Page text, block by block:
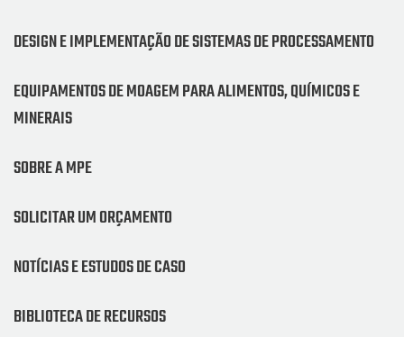
DESIGN E IMPLEMENTAÇÃO DE SISTEMAS DE PROCESSAMENTO
EQUIPAMENTOS DE MOAGEM PARA ALIMENTOS, QUÍMICOS E
MINERAIS
SOBRE A MPE
SOLICITAR UM ORÇAMENTO
NOTÍCIAS E ESTUDOS DE CASO
BIBLIOTECA DE RECURSOS